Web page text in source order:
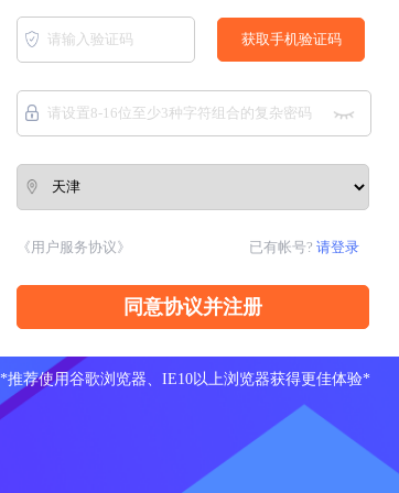
《用户服务协议》 已有帐号? 请登录
*推荐使用谷歌浏览器、IE10以上浏览器获得更佳体验*